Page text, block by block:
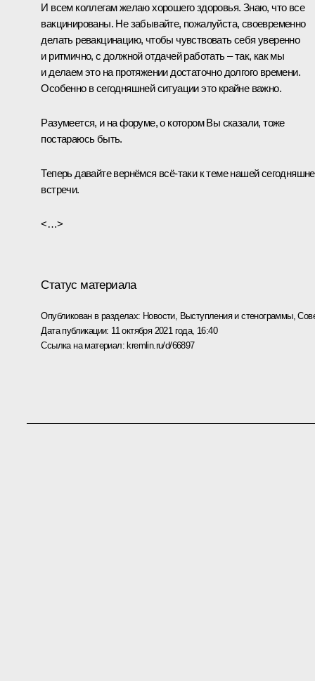
И всем коллегам желаю хорошего здоровья. Знаю, что все
вакцинированы. Не забывайте, пожалуйста, своевременно
делать ревакцинацию, чтобы чувствовать себя уверенно
и ритмично, с должной отдачей работать – так, как мы
и делаем это на протяжении достаточно долгого времени.
Особенно в сегодняшней ситуации это крайне важно.
Разумеется, и на форуме, о котором Вы сказали, тоже
постараюсь быть.
Теперь давайте вернёмся всё-таки к теме нашей
встречи.
<…>
Статус материала
Опубликован в разделах: Новости, Выступления и стенограммы,
Дата публикации: 11 октября 2021 года, 16:40
Ссылка на материал: kremlin.ru/d/66897